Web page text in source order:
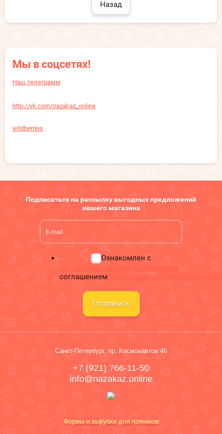
Мы в соцсетях!
Наш телеграмм
http://vk.com/nazakaz_online
wildberries
Назад
Подписаться на рассылку выгодных предложений
нашего магазина
Ознакомлен с
пользовательским соглашением
соглашением https://nazakaz.online/user/
Отправить
Санкт-Петербург, пр. Космонавтов 46
+7 (921) 766-11-50
info@nazakaz.online
Формы и вырубки для пряников